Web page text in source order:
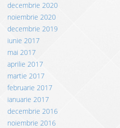
decembrie 2020
noiembrie 2020
decembrie 2019
iunie 2017
mai 2017
aprilie 2017
martie 2017
februarie 2017
ianuarie 2017
decembrie 2016
noiembrie 2016